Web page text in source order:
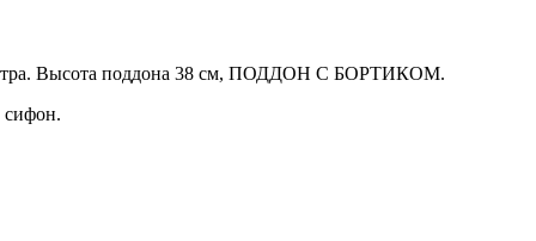
Высота поддона 38 см, ПОДДОН С БОРТИКОМ.
сифон.